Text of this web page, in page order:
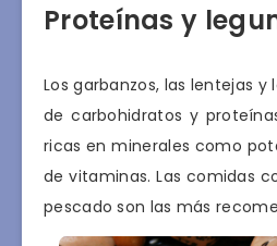
Proteínas y
Los garbanzos, las lentejas
de carbohidratos y
ricas en minerales como
de vitaminas. Las comidas
pescado son las más